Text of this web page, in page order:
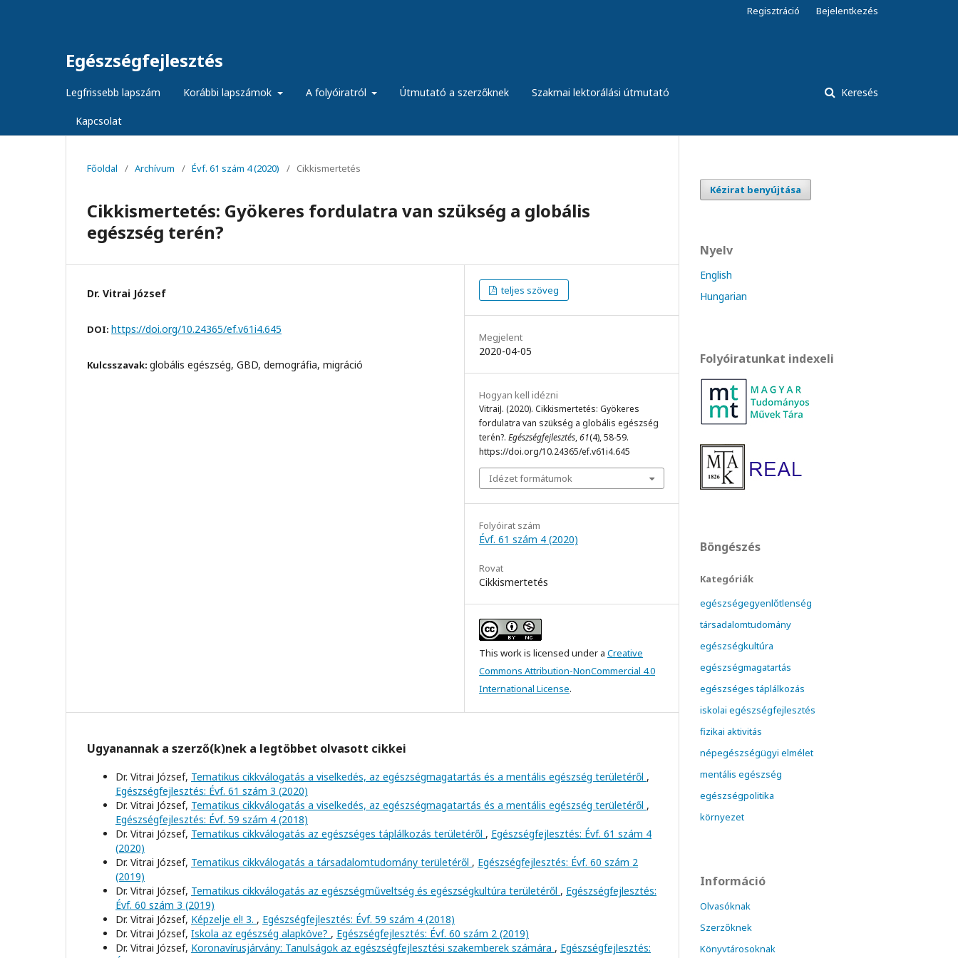
Egészségfejlesztés
Legfrissebb lapszám Korábbi lapszámok A folyóiratról Útmutató a szerzőknek Szakmai lektorálási útmutató
Kapcsolat
Keresés
Regisztráció Bejelentkezés
Főoldal / Archívum / Évf. 61 szám 4 (2020) / Cikkismertetés
Cikkismertetés: Gyökeres fordulatra van szükség a globális
egészség terén?
Dr. Vitrai József
DOI: https://doi.org/10.24365/ef.v61i4.645
Kulcsszavak: globális egészség, GBD, demográfia, migráció
teljes szöveg
Megjelent
2020-04-05
Hogyan kell idézni
VitraiJ. (2020). Cikkismertetés: Gyökeres
fordulatra van szükség a globális egészség
terén?. Egészségfejlesztés,61(4), 58-59.
https://doi.org/10.24365/ef.v61i4.645
Idézet formátumok
Folyóirat szám
Évf. 61 szám 4 (2020)
Rovat
Cikkismertetés
This work is licensed under a Creative
Commons Attribution-NonCommercial 4.0
International License.
Ugyanannak a szerző(k)nek a legtöbbet olvasott cikkei
Dr. Vitrai József, Tematikus cikkválogatás a viselkedés, az egészségmagatartás és a mentális egészség területéről ,
Egészségfejlesztés: Évf. 61 szám 3 (2020)
Dr. Vitrai József, Tematikus cikkválogatás a viselkedés, az egészségmagatartás és a mentális egészség területéről ,
Egészségfejlesztés: Évf. 59 szám 4 (2018)
Dr. Vitrai József, Tematikus cikkválogatás az egészséges táplálkozás területéről , Egészségfejlesztés: Évf. 61 szám 4
(2020)
Dr. Vitrai József, Tematikus cikkválogatás a társadalomtudomány területéről , Egészségfejlesztés: Évf. 60 szám 2
(2019)
Dr. Vitrai József, Tematikus cikkválogatás az egészségműveltség és egészségkultúra területéről , Egészségfejlesztés:
Évf. 60 szám 3 (2019)
Dr. Vitrai József, Képzelje el! 3. , Egészségfejlesztés: Évf. 59 szám 4 (2018)
Dr. Vitrai József, Iskola az egészség alapköve? , Egészségfejlesztés: Évf. 60 szám 2 (2019)
Dr. Vitrai József, Koronavírusjárvány: Tanulságok az egészségfejlesztési szakemberek számára , Egészségfejlesztés:
Kézirat benyújtása
Nyelv
English
Hungarian
Folyóiratunkat indexeli
Böngészés
Kategóriák
egészségegyenlőtlenség
társadalomtudomány
egészségkultúra
egészségmagatartás
egészséges táplálkozás
iskolai egészségfejlesztés
fizikai aktivitás
népegészségügyi elmélet
mentális egészség
egészségpolitika
környezet
Információ
Olvasóknak
Szerzőknek
Könyvtárosoknak